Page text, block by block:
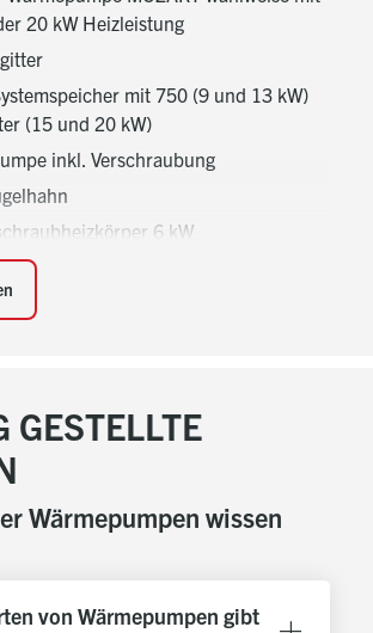
20 kW Heizleistung
mit 750 (9 und 13 kW)
(15 und 20 kW)
inkl. Verschraubung
6 kW
GESTELLTE
Wärmepumpen wissen
von Wärmepumpen gibt